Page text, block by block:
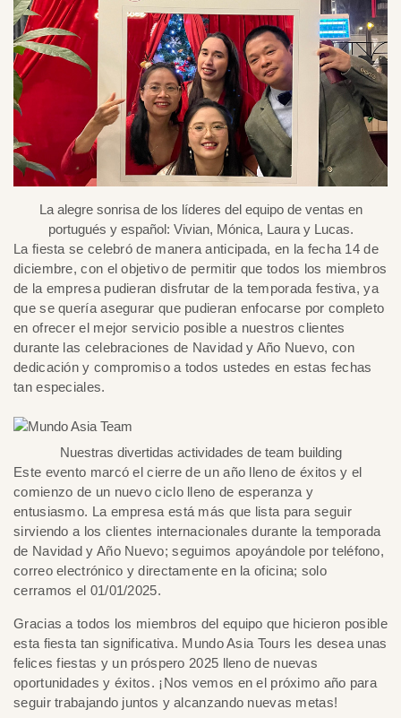
La alegre sonrisa de los líderes del equipo de ventas en
portugués y español: Vivian, Mónica, Laura y Lucas.
La fiesta se celebró de manera anticipada, en la fecha 14 de
diciembre, con el objetivo de permitir que todos los miembros
de la empresa pudieran disfrutar de la temporada festiva, ya
que se quería asegurar que pudieran enfocarse por completo
en ofrecer el mejor servicio posible a nuestros clientes
durante las celebraciones de Navidad y Año Nuevo, con
dedicación y compromiso a todos ustedes en estas fechas
tan especiales.
Nuestras divertidas actividades de team building
Este evento marcó el cierre de un año lleno de éxitos y el
comienzo de un nuevo ciclo lleno de esperanza y
entusiasmo. La empresa está más que lista para seguir
sirviendo a los clientes internacionales durante la temporada
de Navidad y Año Nuevo; seguimos apoyándole por teléfono,
correo electrónico y directamente en la oficina; solo
cerramos el 01/01/2025.
Gracias a todos los miembros del equipo que hicieron posible
esta fiesta tan significativa. Mundo Asia Tours les desea unas
felices fiestas y un próspero 2025 lleno de nuevas
oportunidades y éxitos. ¡Nos vemos en el próximo año para
seguir trabajando juntos y alcanzando nuevas metas!